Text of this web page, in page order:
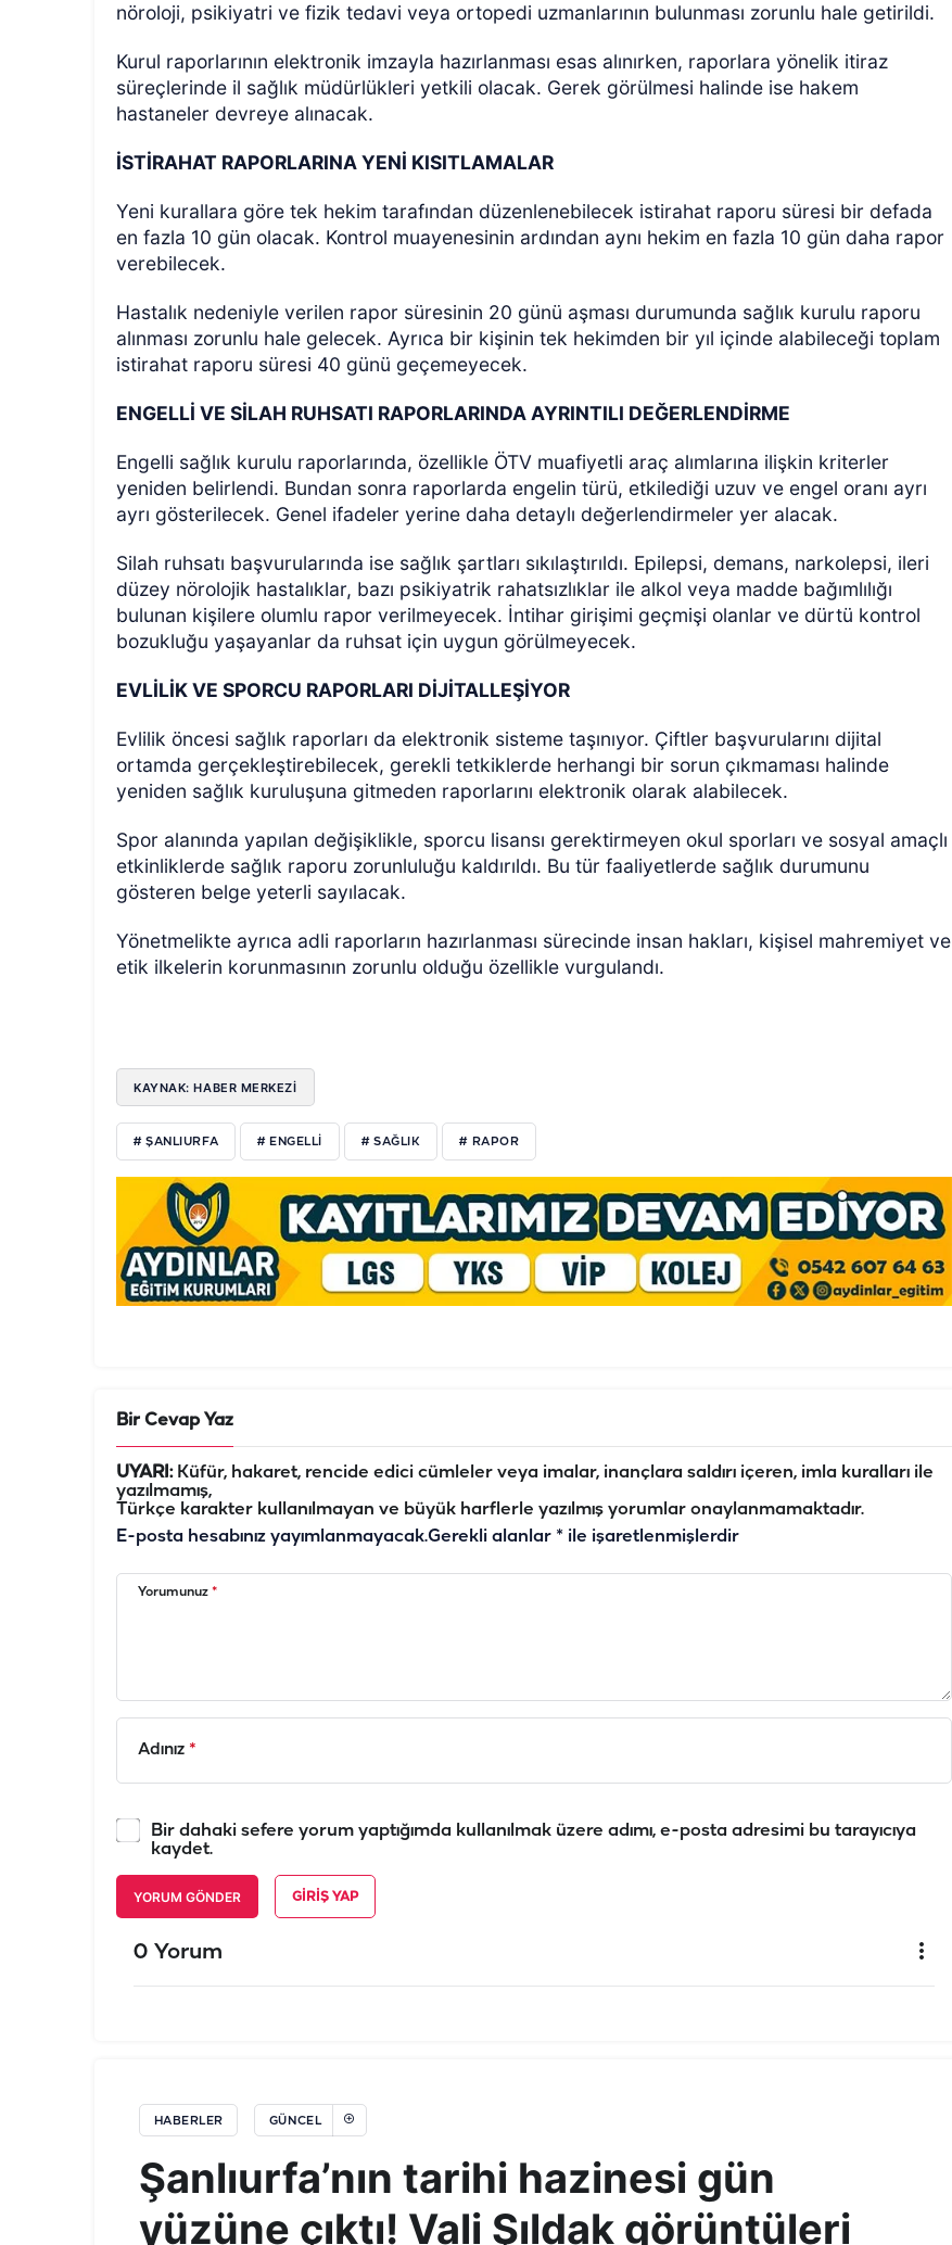
nöroloji, psikiyatri ve fizik tedavi veya ortopedi uzmanlarının bulunması zorunlu hale getirildi.
Kurul raporlarının elektronik imzayla hazırlanması esas alınırken, raporlara yönelik itiraz
süreçlerinde il sağlık müdürlükleri yetkili olacak. Gerek görülmesi halinde ise hakem
hastaneler devreye alınacak.
İSTİRAHAT RAPORLARINA YENİ KISITLAMALAR
Yeni kurallara göre tek hekim tarafından düzenlenebilecek istirahat raporu süresi bir defada
en fazla 10 gün olacak. Kontrol muayenesinin ardından aynı hekim en fazla 10 gün daha rapor
verebilecek.
Hastalık nedeniyle verilen rapor süresinin 20 günü aşması durumunda sağlık kurulu raporu
alınması zorunlu hale gelecek. Ayrıca bir kişinin tek hekimden bir yıl içinde alabileceği toplam
istirahat raporu süresi 40 günü geçemeyecek.
ENGELLİ VE SİLAH RUHSATI RAPORLARINDA AYRINTILI DEĞERLENDİRME
Engelli sağlık kurulu raporlarında, özellikle ÖTV muafiyetli araç alımlarına ilişkin kriterler
yeniden belirlendi. Bundan sonra raporlarda engelin türü, etkilediği uzuv ve engel oranı ayrı
ayrı gösterilecek. Genel ifadeler yerine daha detaylı değerlendirmeler yer alacak.
Silah ruhsatı başvurularında ise sağlık şartları sıkılaştırıldı. Epilepsi, demans, narkolepsi, ileri
düzey nörolojik hastalıklar, bazı psikiyatrik rahatsızlıklar ile alkol veya madde bağımlılığı
bulunan kişilere olumlu rapor verilmeyecek. İntihar girişimi geçmişi olanlar ve dürtü kontrol
bozukluğu yaşayanlar da ruhsat için uygun görülmeyecek.
EVLİLİK VE SPORCU RAPORLARI DİJİTALLEŞİYOR
Evlilik öncesi sağlık raporları da elektronik sisteme taşınıyor. Çiftler başvurularını dijital
ortamda gerçekleştirebilecek, gerekli tetkiklerde herhangi bir sorun çıkmaması halinde
yeniden sağlık kuruluşuna gitmeden raporlarını elektronik olarak alabilecek.
Spor alanında yapılan değişiklikle, sporcu lisansı gerektirmeyen okul sporları ve sosyal amaçlı
etkinliklerde sağlık raporu zorunluluğu kaldırıldı. Bu tür faaliyetlerde sağlık durumunu
gösteren belge yeterli sayılacak.
Yönetmelikte ayrıca adli raporların hazırlanması sürecinde insan hakları, kişisel mahremiyet ve
etik ilkelerin korunmasının zorunlu olduğu özellikle vurgulandı.
KAYNAK: HABER MERKEZİ
# ŞANLIURFA # ENGELLI # SAĞLIK # RAPOR
Bir Cevap Yaz
UYARI:Küfür, hakaret, rencide edici cümleler veya imalar, inançlara saldırı içeren, imla kuralları ile
yazılmamış,
Türkçe karakter kullanılmayan ve büyük harflerle yazılmış yorumlar onaylanmamaktadır.
E-posta hesabınız yayımlanmayacak.Gerekli alanlar * ile işaretlenmişlerdir
Yorumunuz *
Adınız *
Bir dahaki sefere yorum yaptığımda kullanılmak üzere adımı, e-posta adresimi bu tarayıcıya
kaydet.
YORUM GÖNDER GIRIŞ YAP
0 Yorum
HABERLER GÜNCEL
Şanlıurfa’nın tarihi hazinesi gün
yüzüne çıktı! Vali Şıldak görüntüleri